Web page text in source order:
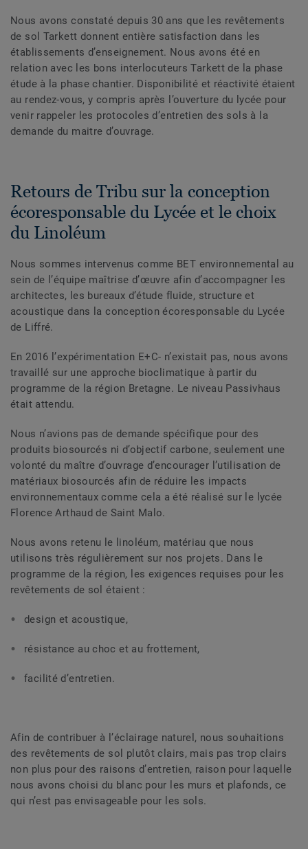
Nous avons constaté depuis 30 ans que les revêtements
de sol Tarkett donnent entière satisfaction dans les
établissements d’enseignement. Nous avons été en
relation avec les bons interlocuteurs Tarkett de la phase
étude à la phase chantier. Disponibilité et réactivité étaient
au rendez-vous, y compris après l’ouverture du lycée pour
venir rappeler les protocoles d’entretien des sols à la
demande du maitre d’ouvrage.
Retours de Tribu sur la conception
écoresponsable du Lycée et le choix
du Linoléum
Nous sommes intervenus comme BET environnemental au
sein de l’équipe maîtrise d’œuvre afin d’accompagner les
architectes, les bureaux d’étude fluide, structure et
acoustique dans la conception écoresponsable du Lycée
de Liffré.
En 2016 l’expérimentation E+C- n’existait pas, nous avons
travaillé sur une approche bioclimatique à partir du
programme de la région Bretagne. Le niveau Passivhaus
était attendu.
Nous n’avions pas de demande spécifique pour des
produits biosourcés ni d’objectif carbone, seulement une
volonté du maître d’ouvrage d’encourager l’utilisation de
matériaux biosourcés afin de réduire les impacts
environnementaux comme cela a été réalisé sur le lycée
Florence Arthaud de Saint Malo.
Nous avons retenu le linoléum, matériau que nous
utilisons très régulièrement sur nos projets. Dans le
programme de la région, les exigences requises pour les
revêtements de sol étaient :
design et acoustique,
résistance au choc et au frottement,
facilité d’entretien.
Afin de contribuer à l’éclairage naturel, nous souhaitions
des revêtements de sol plutôt clairs, mais pas trop clairs
non plus pour des raisons d’entretien, raison pour laquelle
nous avons choisi du blanc pour les murs et plafonds, ce
qui n’est pas envisageable pour les sols.